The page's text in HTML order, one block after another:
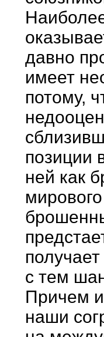
давно
имеет
потому,
позиции
ней как
с тем
Причем
наши